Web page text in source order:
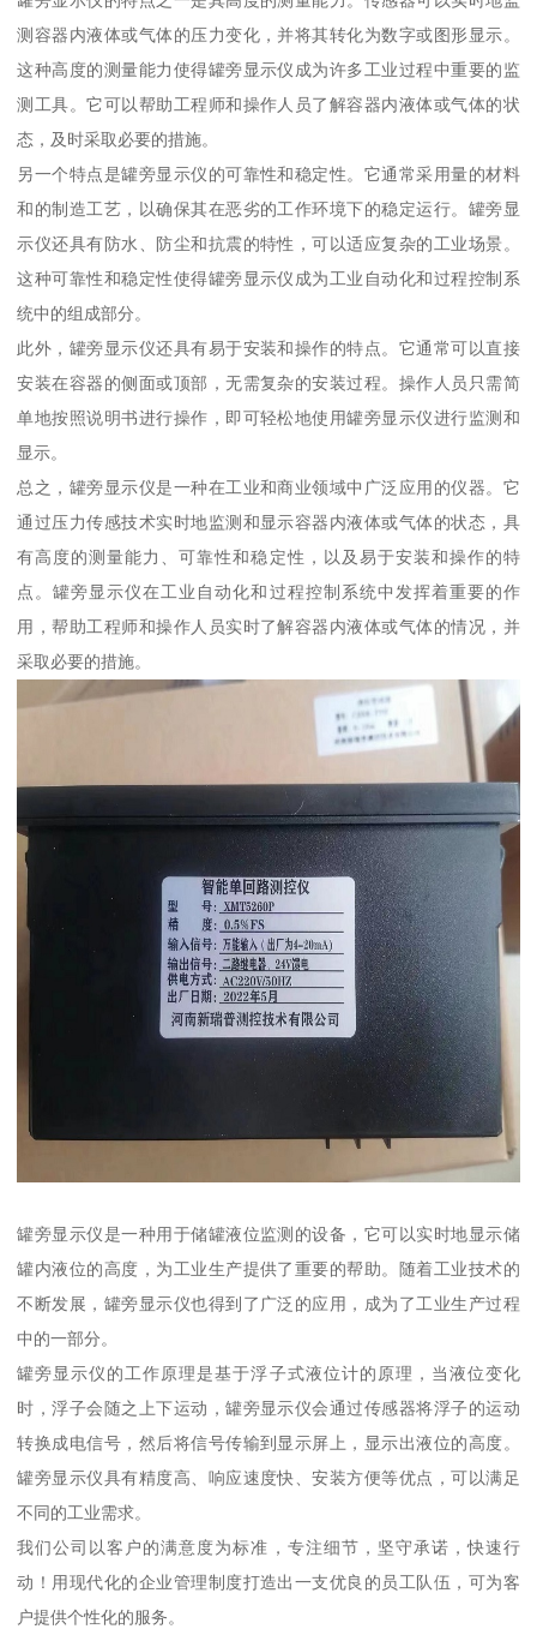
测容器内液体或气体的压力变化，并将其转化为数字或图形显示。
这种高度的测量能力使得罐旁显示仪成为许多工业过程中重要的监
测工具。它可以帮助工程师和操作人员了解容器内液体或气体的状
态，及时采取必要的措施。
另一个特点是罐旁显示仪的可靠性和稳定性。它通常采用量的材料
和的制造工艺，以确保其在恶劣的工作环境下的稳定运行。罐旁显
示仪还具有防水、防尘和抗震的特性，可以适应复杂的工业场景。
这种可靠性和稳定性使得罐旁显示仪成为工业自动化和过程控制系
统中的组成部分。
此外，罐旁显示仪还具有易于安装和操作的特点。它通常可以直接
安装在容器的侧面或顶部，无需复杂的安装过程。操作人员只需简
单地按照说明书进行操作，即可轻松地使用罐旁显示仪进行监测和
显示。
总之，罐旁显示仪是一种在工业和商业领域中广泛应用的仪器。它
通过压力传感技术实时地监测和显示容器内液体或气体的状态，具
有高度的测量能力、可靠性和稳定性，以及易于安装和操作的特
点。罐旁显示仪在工业自动化和过程控制系统中发挥着重要的作
用，帮助工程师和操作人员实时了解容器内液体或气体的情况，并
采取必要的措施。
罐旁显示仪是一种用于储罐液位监测的设备，它可以实时地显示储
罐内液位的高度，为工业生产提供了重要的帮助。随着工业技术的
不断发展，罐旁显示仪也得到了广泛的应用，成为了工业生产过程
中的一部分。
罐旁显示仪的工作原理是基于浮子式液位计的原理，当液位变化
时，浮子会随之上下运动，罐旁显示仪会通过传感器将浮子的运动
转换成电信号，然后将信号传输到显示屏上，显示出液位的高度。
罐旁显示仪具有精度高、响应速度快、安装方便等优点，可以满足
不同的工业需求。
我们公司以客户的满意度为标准，专注细节，坚守承诺，快速行
动！用现代化的企业管理制度打造出一支优良的员工队伍，可为客
户提供个性化的服务。